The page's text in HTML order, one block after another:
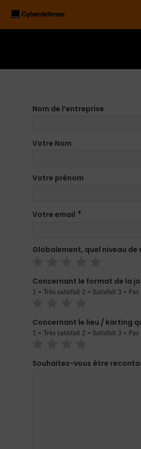
Nom de l’entreprise
Votre Nom
Votre prénom
Votre email *
Globalement, quel niveau
Concernant le format de la
1 = Très satisfait 2 = Satisfait 3 =
Concernant le lieu / karting
1 = Très satisfait 2 = Satisfait 3 =
Souhaitez-vous être